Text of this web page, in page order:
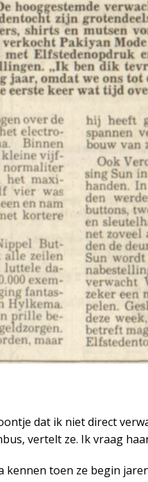
dat ik niet direct
vertelt ze. Ik vraag
kennen toen ze begin